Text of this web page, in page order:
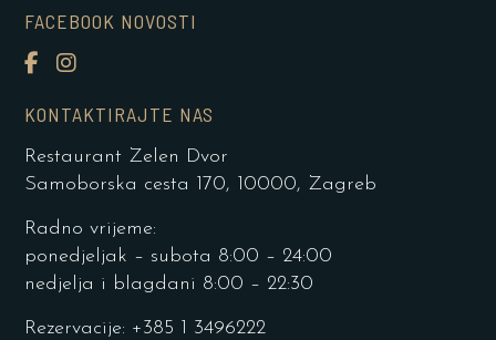
FACEBOOK NOVOSTI
KONTAKTIRAJTE NAS
Restaurant Zelen Dvor
Samoborska cesta 170, 10000, Zagreb
Radno vrijeme:
ponedjeljak – subota 8:00 – 24:00
nedjelja i blagdani 8:00 – 22:30
Rezervacije: +385 1 3496222